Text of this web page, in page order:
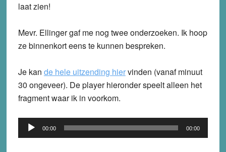
laat zien!
Mevr. Ellinger gaf me nog twee onderzoeken. Ik hoop
ze binnenkort eens te kunnen bespreken.
Je kan de hele uitzending hiervinden (vanaf minuut
30 ongeveer). De player hieronder speelt alleen het
fragment waar ik in voorkom.
Audio
Player
00:00 00:00